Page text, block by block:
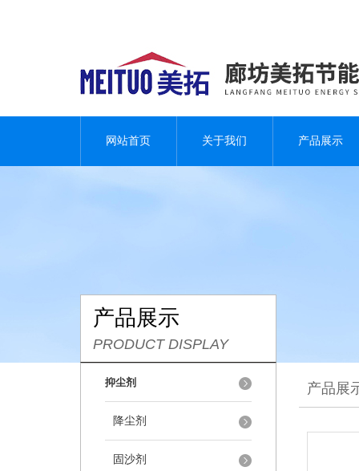
网站首页 关于我们 产品展示
产品展示
PRODUCT DISPLAY
抑尘剂
降尘剂
固沙剂
产品展